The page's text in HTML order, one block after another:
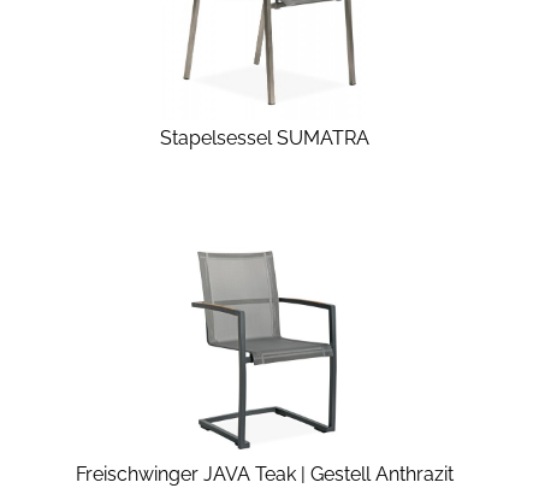
Stapelsessel SUMATRA
Freischwinger JAVA Teak | Gestell Anthrazit